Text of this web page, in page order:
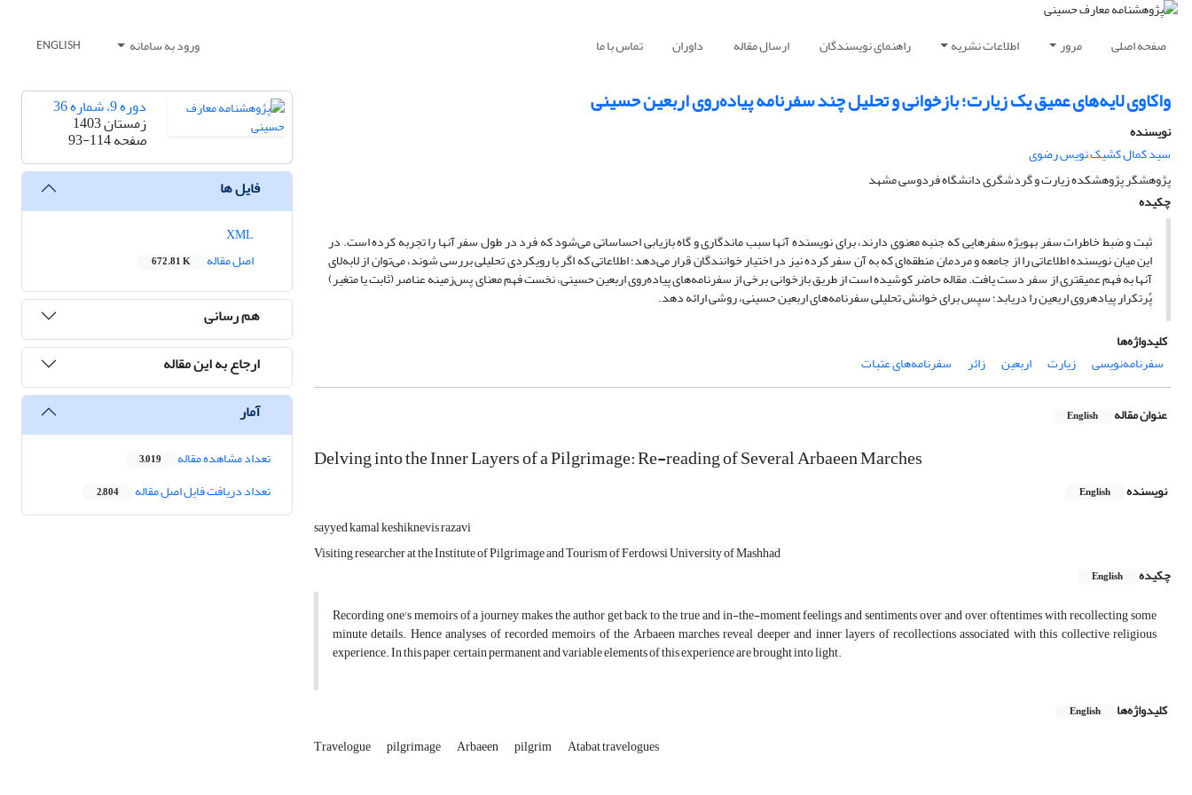
صفحه اصلی مرور اطلاعات نشریه راهنمای نویسندگان ارسال مقاله داوران تماس با ما ورود به سامانه ENGLISH
واکاوی لایه‌های عمیق یک زیارت؛ بازخوانی و تحلیل چند سفرنامه پیاده‌روی اربعین حسینی
نویسنده
سید کمال کشیک نویس رضوی
پژوهشگر پژوهشکده زیارت و گردشگری دانشگاه فردوسی مشهد
چکیده
ثبت و ضبط خاطرات سفر به­ویژه سفرهایی که جنبه معنوی دارند، برای نویسنده آنها سبب ماندگاری و گاه بازیابی احساساتی می‌شود که فرد در طول سفر آنها را تجربه کرده است. در
این میان نویسنده اطلاعاتی را از جامعه و مردمان منطقه‌ای که به آن سفر کرده نیز در اختیار خوانندگان قرار می‌دهد؛ اطلاعاتی که اگر با رویکردی تحلیلی بررسی شوند، می‌توان از لابه‌لای
آنها به فهم عمیق­تری از سفر دست یافت. مقاله حاضر کوشیده است از طریق بازخوانی برخی از سفرنامه‌های پیاده‌روی اربعین حسینی، نخست فهم معنای پس‌زمینه عناصر (ثابت یا متغیر)
پُرتکرار پیاده­روی اربعین را دریابد؛ سپس برای خوانش تحلیلی سفرنامه‌های اربعین حسینی، روشی ارائه دهد.
کلیدواژه‌ها
سفرنامه‌نویسی
زیارت اربعین زائر سفرنامه‌های عتبات
عنوان مقاله English
Delving into the Inner Layers of a Pilgrimage: Re-reading of Several Arbaeen Marches
نویسنده English
sayyed kamal keshiknevis razavi
Visiting researcher at the Institute of Pilgrimage and Tourism of Ferdowsi University of Mashhad
چکیده
English
Recording one's memoirs of a journey makes the author get back to the true and in-the-moment feelings and sentiments over and over, oftentimes with recollecting some
minute details. Hence analyses of recorded memoirs of the Arbaeen marches reveal deeper and inner layers of recollections associated with this collective religious
experience. In this paper, certain permanent and variable elements of this experience are brought into light.
کلیدواژه‌ها English
Travelogue pilgrimage Arbaeen pilgrim Atabat travelogues
دوره 9، شماره 36
زمستان 1403
صفحه93-114
فایل ها
اصل مقاله
672.81 K
هم رسانی
ارجاع به این مقاله
آمار
تعداد مشاهده مقاله 3,019
تعداد دریافت فایل اصل مقاله 2,804